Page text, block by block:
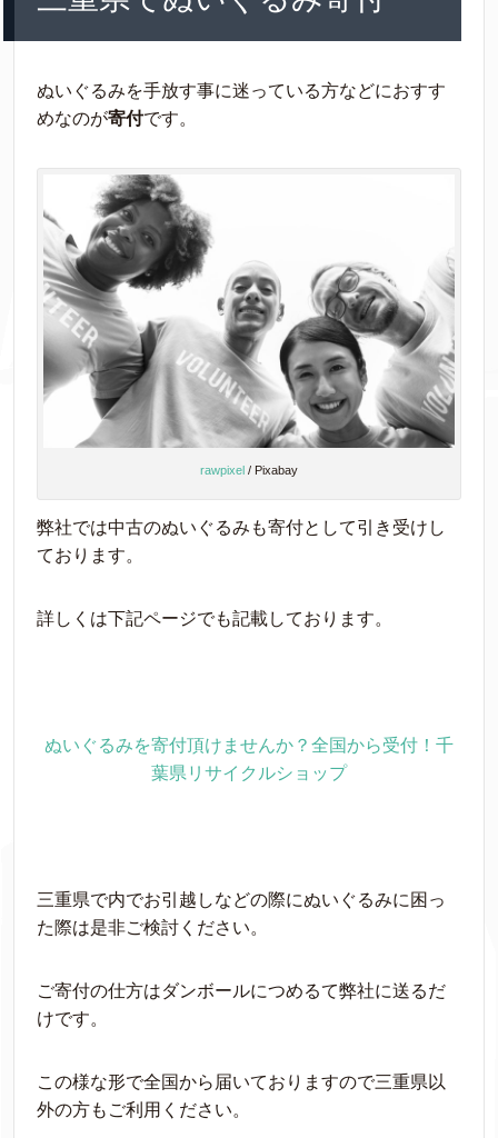
ぬいぐるみを手放す事に迷っている方などにおすす
めなのが寄付です。
rawpixel / Pixabay
弊社では中古のぬいぐるみも寄付として引き受けし
ております。
詳しくは下記ページでも記載しております。
ぬいぐるみを寄付頂けませんか？全国から受付！千
葉県リサイクルショップ
三重県で内でお引越しなどの際にぬいぐるみに困っ
た際は是非ご検討ください。
ご寄付の仕方はダンボールにつめるて弊社に送るだ
けです。
この様な形で全国から届いておりますので三重県以
外の方もご利用ください。